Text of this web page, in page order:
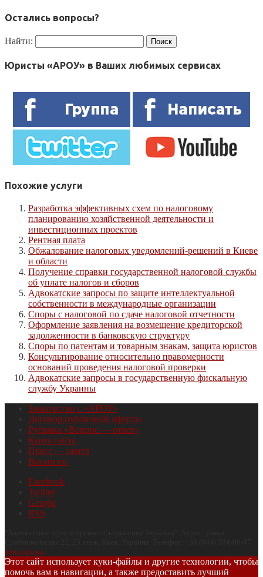
Остались вопросы?
Найти:
Юристы «АРОУ» в Ваших любимых сервисах
Похожие услуги
Разработка эффективных схем по налоговому
планированию хозяйственной деятельности и
инвестиционных проектов
Рентная плата
Обжалование налоговых уведомлений-решений в Киеве
и области
Получение справки государственной налоговой службы
об уплате налогов и сборов
Адвокатские запросы по защите интеллектуальной
собственности в международные организации
Споры с налоговой по сдаче налоговой отчетности
Оформление заявления на возмещение кредиторской
задолженности в банковскую структуру
Споры по патентам и товарным знакам, защита юристов
Консультирование относительно правомерности
оснований проведения налоговой проверки
Адвокатские запросы в государственную фискальную
службу Украины
Знакомство с «АРОУ»
Договор публичной оферты
Рубрика «Вопрос — ответ»
Карта сайта
Пресс — центр
Вакансии
Facebook
Twitter
Google
RSS
arou.com.ua
Этот сайт использует куки-файлы и другие технологии, чтобы
помочь вам в навигации, а также предоставить лучший